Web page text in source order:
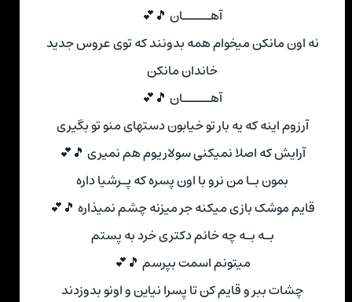
آهـــــان 🎵💕
نه اون مانکن میخوام همه بدونند که توی عروس جدید
خاندان مانکن
آهـــــان 🎵💕
آرزوم اینه که یه بار تو خیابون دستهای منو تو بگیری
آرایش که اصلا نمیکنی سولاریوم هم نمیری 🎵💕
بمون بـا من نرو با اون پسره که پـرشیا داره
قایم موشک بازی میکنه جر میزنه چشم نمیذاره 🎵💕
بـه بـه چه خانم دکتری خرد به پستم
میتونم اسمت بپرسم 🎵💕
چشات ببر و قایم کن تا پسرا نیاین و اونو بدوزدند